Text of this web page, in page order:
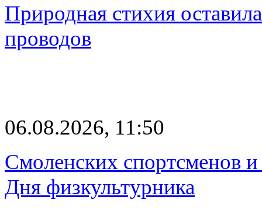
Природная стихия
проводов
06.08.2026, 11:50
Смоленских спортсменов
Дня физкультурника